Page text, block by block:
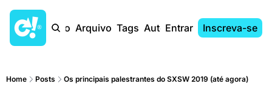
Início Arquivo Tags AutoresEntrar Inscreva-se
Home Posts Os principais palestrantes do SXSW 2019 (até agora)